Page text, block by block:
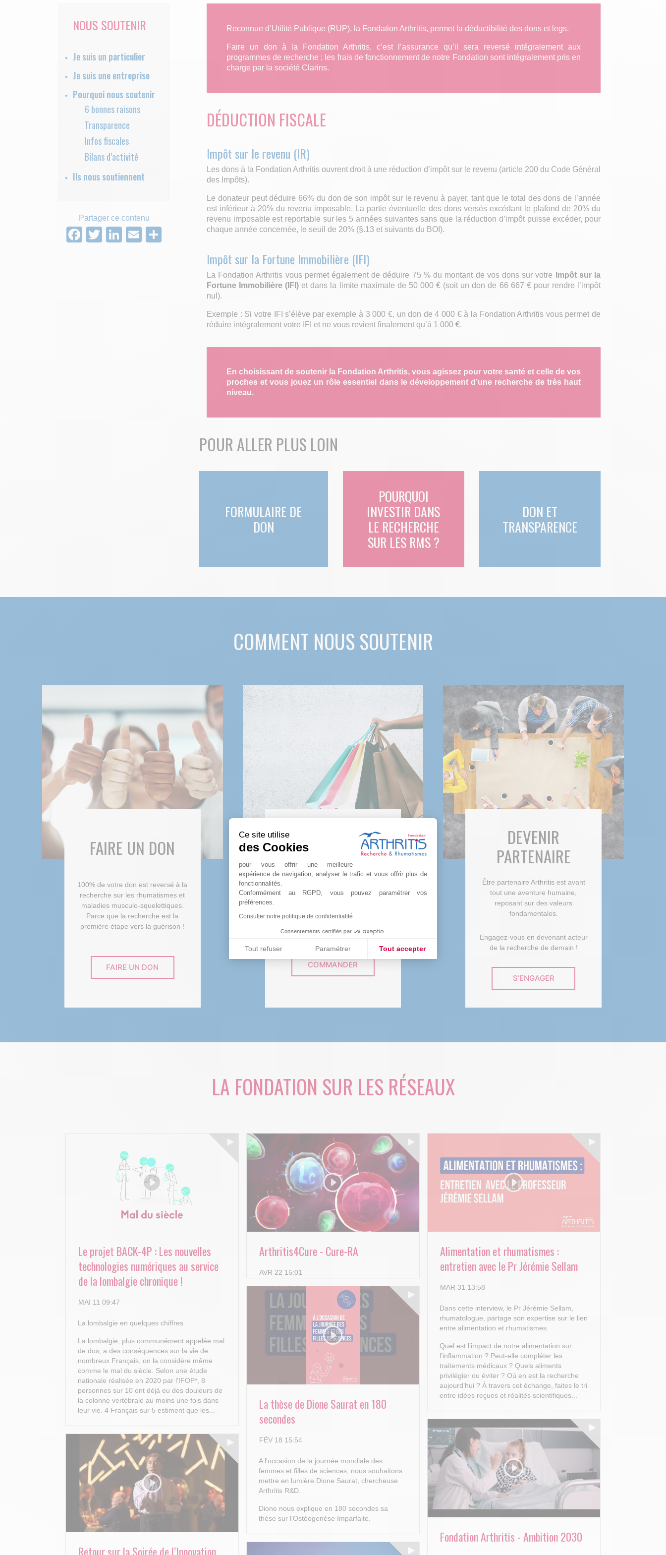
Ce site utilise
des Cookies
pour vous offrir une meilleure
expérience de navigation, analyser le trafic et vous offrir plus de
fonctionnalités.
Conformément au RGPD, vous pouvez paramétrer vos
préférences.
Consulter notre politique de confidentialité
Consentements certifiés par
Tout refuser Paramétrer Tout accepter
Plateforme de Gestion du Consentement : Personnalisez vos Options
Notre plateforme vous permet d'adapter et de gérer vos paramètres de confidentialité, en garantissant la conformité avec
NOUS SOUTENIR
Je suis un particulier
Je suis une entreprise
Pourquoi nous soutenir
6 bonnes raisons
Transparence
Infos fiscales
Bilans d’activité
Ils nous soutiennent
Partager ce contenu
Facebook
Twitter
LinkedIn
EmailPartager
Reconnue d’Utilité Publique (RUP), la Fondation Arthritis, permet la déductibilité des dons et legs.
Faire un don à la Fondation Arthritis, c’est l’assurance qu’il sera reversé intégralement aux
programmes de recherche ; les frais de fonctionnement de notre Fondation sont intégralement pris en
charge par la société Clarins.
DÉDUCTION FISCALE
Impôt sur le revenu (IR)
Les dons à la Fondation Arthritis ouvrent droit à une réduction d’impôt sur le revenu (article 200 du Code Général
des Impôts).
Le donateur peut déduire 66% du don de son impôt sur le revenu à payer, tant que le total des dons de l’année
est inférieur à 20% du revenu imposable. La partie éventuelle des dons versés excédant le plafond de 20% du
revenu imposable est reportable sur les 5 années suivantes sans que la réduction d’impôt puisse excéder, pour
chaque année concernée, le seuil de 20% (§.13 et suivants du BOI).
Impôt sur la Fortune Immobilière (IFI)
La Fondation Arthritis vous permet également de déduire 75 % du montant de vos dons sur votre
Impôt sur la
Fortune Immobilière (IFI) et dans la limite maximale de 50 000 € (soit un don de 66 667 € pour rendre l’impôt
nul).
Exemple : Si votre IFI s’élève par exemple à 3 000 €, un don de 4 000 € à la Fondation Arthritis vous permet de
réduire intégralement votre IFI et ne vous revient finalement qu’à 1 000 €.
En choisissant de soutenir la Fondation Arthritis, vous agissez pour votre santé et celle de vos
proches et vous jouez un rôle essentiel dans le développement d’une recherche de très haut
niveau.
POUR ALLER PLUS LOIN
FORMULAIRE DE
DON
POURQUOI
INVESTIR DANS
LE RECHERCHE
SUR LES RMS ?
DON ET
TRANSPARENCE
COMMENT NOUS SOUTENIR
FAIRE UN DON
100% de votre don est reversé à la
recherche sur les rhumatismes et
maladies musculo-squelettiques.
Parce que la recherche est la
première étape vers la guérison !
FAIRE UN DON
LA BOUTIQUE
L’ensemble des bénéfices des
se faire plaisir !
COMMANDER
DEVENIR
PARTENAIRE
Être partenaire Arthritis est avant
tout une aventure humaine,
reposant sur des valeurs
fondamentales.
Engagez-vous en devenant acteur
de la recherche de demain !
S'ENGAGER
LA FONDATION SUR LES RÉSEAUX
Le projet BACK-4P : Les nouvelles
technologies numériques au service
de la lombalgie chronique !
MAI 11 09:47
La lombalgie en quelques chiffres
La lombalgie, plus communément appelée mal
de dos, a des conséquences sur la vie de
nombreux Français, on la considère même
comme le mal du siècle. Selon une étude
nationale réalisée en 2020 par l'IFOP*, 8
personnes sur 10 ont déjà eu des douleurs de
la colonne vertébrale au moins une fois dans
leur vie. 4 Français sur 5 estiment que les...
Arthritis4Cure - Cure-RA
AVR 22 15:01
Alimentation et rhumatismes :
entretien avec le Pr Jérémie Sellam
MAR 31 13:58
Dans cette interview, le Pr Jérémie Sellam,
rhumatologue, partage son expertise sur le lien
entre alimentation et rhumatismes.
Quel est l’impact de notre alimentation sur
l’inflammation ? Peut-elle compléter les
traitements médicaux ? Quels aliments
privilégier ou éviter ? Où en est la recherche
aujourd’hui ? À travers cet échange, faites le tri
entre idées reçues et réalités scientifiques...
La thèse de Dione Saurat en 180
secondes
FÉV 18 15:54
A l'occasion de la journée mondiale des
femmes et filles de sciences, nous souhaitons
mettre en lumière Dione Saurat, chercheuse
Arthritis R&D.
Dione nous explique en 180 secondes sa
thèse sur l'Ostéogenèse Imparfaite.
Fondation Arthritis - Ambition 2030
Retour sur la Soirée de l’Innovation